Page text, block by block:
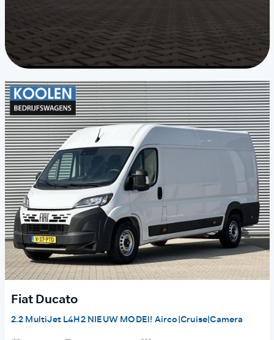
Fiat Ducato
2.2 MultiJet L4H2 NIEUW MODEl! Airco|Cruise|Camera